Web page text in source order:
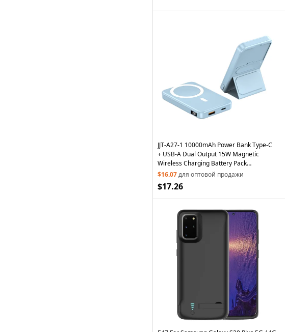
JJT-A27-1 10000mAh Power Bank Type-C
+ USB-A Dual Output 15W Magnetic
Wireless Charging Battery Pack
(iSmartWare Solution) - Lake Blue
$16.07для оптовой продажи
$17.26